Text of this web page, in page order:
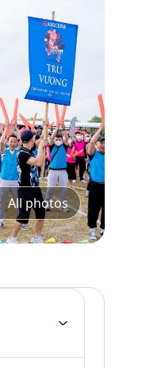
All photos